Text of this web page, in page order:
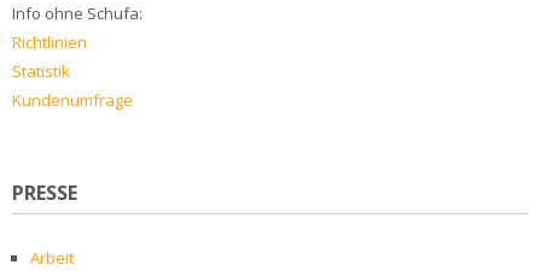
Info ohne Schufa:
Richtlinien
Statistik
Kundenumfrage
PRESSE
Arbeit